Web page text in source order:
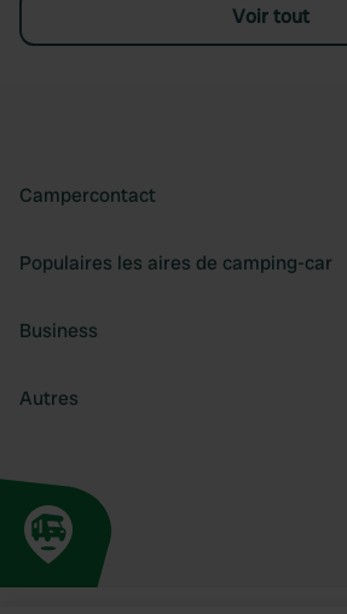
Voir tout
Campercontact
Populaires les aires de camping-car
Business
Autres